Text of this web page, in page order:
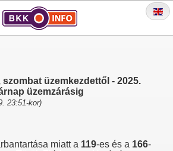
szombat üzemkezdettől - 2025.
üzemzárásig
23:51-kor)
miatt a 119-es és a 166-